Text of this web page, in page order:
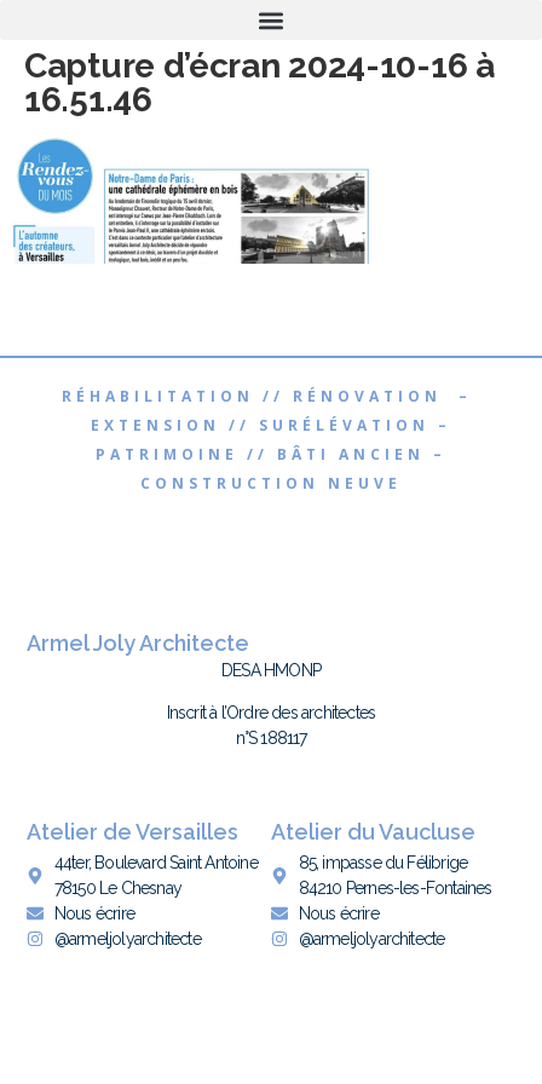
Capture d’écran 2024-10-16 à
16.51.46
RÉHABILITATION // RÉNOVATION –
EXTENSION // SURÉLÉVATION –
PATRIMOINE // BÂTI ANCIEN –
CONSTRUCTION NEUVE
Armel Joly Architecte
DESA HMONP
Inscrit à l’Ordre des architectes
n°S 188117
Atelier de Versailles
44ter, Boulevard Saint Antoine
78150 Le Chesnay
Nous écrire
@armeljolyarchitecte
Atelier du Vaucluse
85, impasse du Félibrige
84210 Pernes-les-Fontaines
Nous écrire
@armeljolyarchitecte